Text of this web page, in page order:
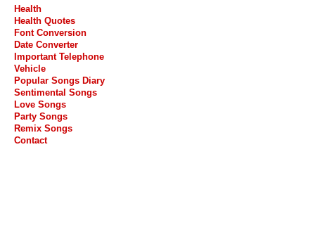
Health
Health Quotes
Font Conversion
Date Converter
Important Telephone
Vehicle
Popular Songs Diary
Sentimental Songs
Love Songs
Party Songs
Remix Songs
Contact